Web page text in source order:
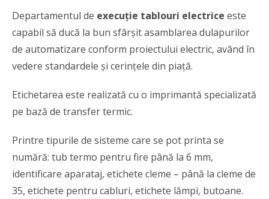
Departamentul de execuţie tablouri electrice este
capabil să ducă la bun sfârşit asamblarea dulapurilor
de automatizare conform proiectului electric, având în
vedere standardele şi cerinţele din piaţă.
Etichetarea este realizată cu o imprimantă specializată
pe bază de transfer termic.
Printre tipurile de sisteme care se pot printa se
numără: tub termo pentru fire până la 6 mm,
identificare aparataj, etichete cleme – până la cleme de
35, etichete pentru cabluri, etichete lămpi, butoane.